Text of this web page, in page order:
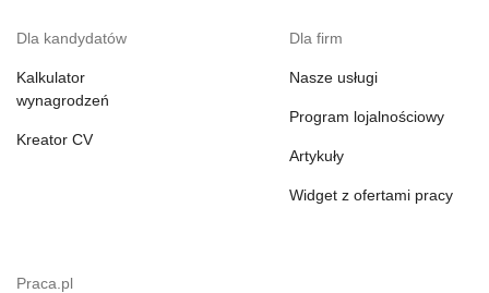
Dla kandydatów
Kalkulator
wynagrodzeń
Kreator CV
Dla firm
Nasze usługi
Program lojalnościowy
Artykuły
Widget z ofertami pracy
Praca.pl